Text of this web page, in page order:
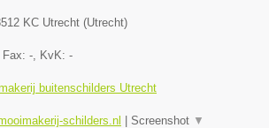
KC Utrecht (Utrecht)
, Fax: - , KvK: -
buitenschilders Utrecht
schilders.nl Screenshot ▼